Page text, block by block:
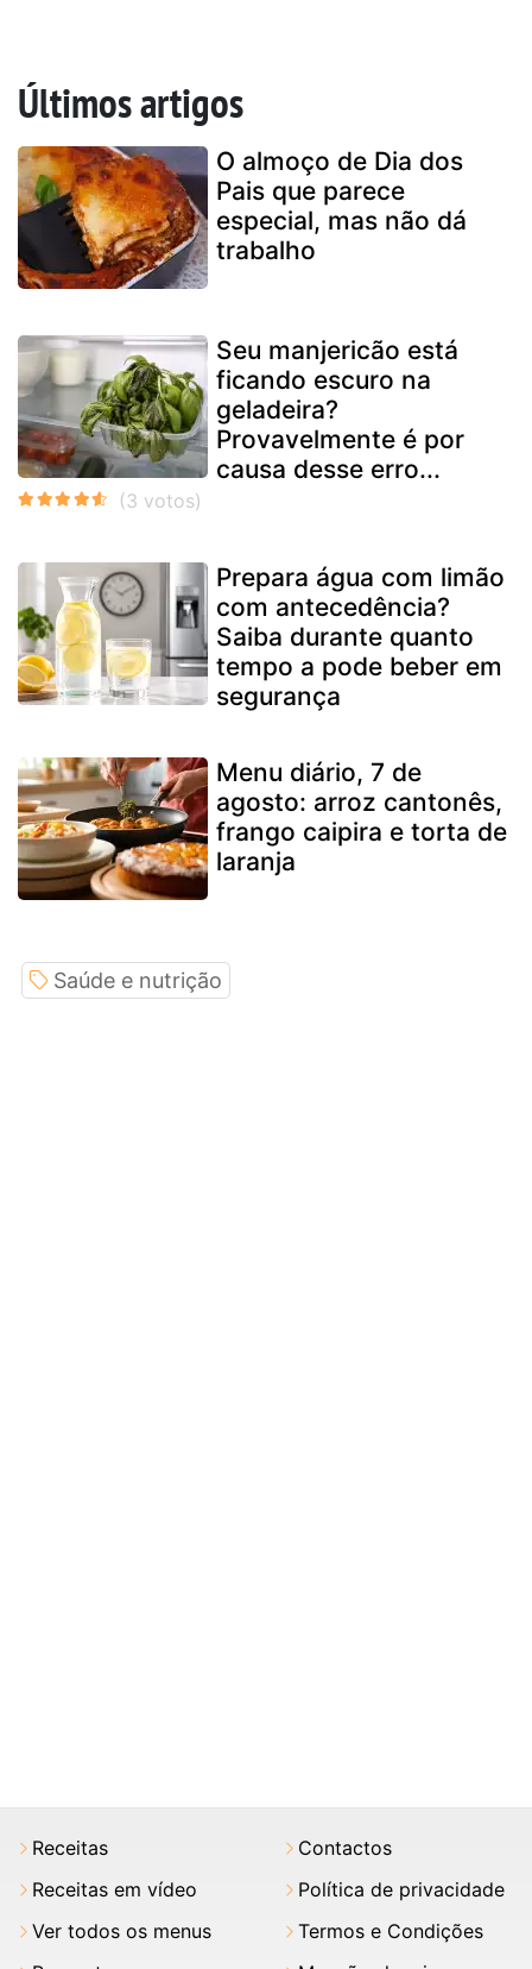
Últimos artigos
O almoço de Dia dos
Pais que parece
especial, mas não dá
trabalho
Seu manjericão está
ficando escuro na
geladeira?
Provavelmente é por
causa desse erro...
Prepara água com limão
com antecedência?
Saiba durante quanto
tempo a pode beber em
segurança
Menu diário, 7 de
agosto: arroz cantonês,
frango caipira e torta de
laranja
Saúde e nutrição
Receitas
Receitas em vídeo
Ver todos os menus
Contactos
Política de privacidade
Termos e Condições